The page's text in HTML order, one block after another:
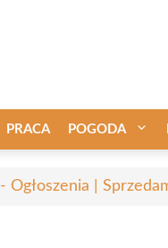
PRACA POGODA
Ogłoszenia |